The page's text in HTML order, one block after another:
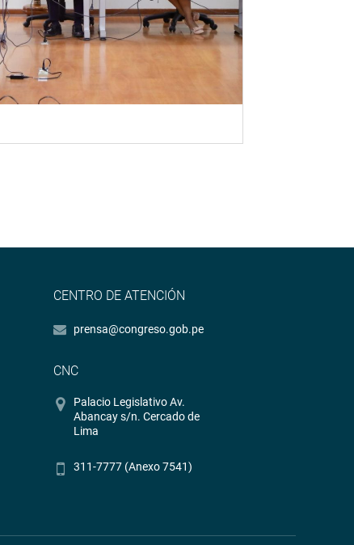
CENTRO DE ATENCIÓN
prensa@congreso.gob.pe
CNC
Palacio Legislativo Av.
Abancay s/n. Cercado de
Lima
311-7777 (Anexo 7541)